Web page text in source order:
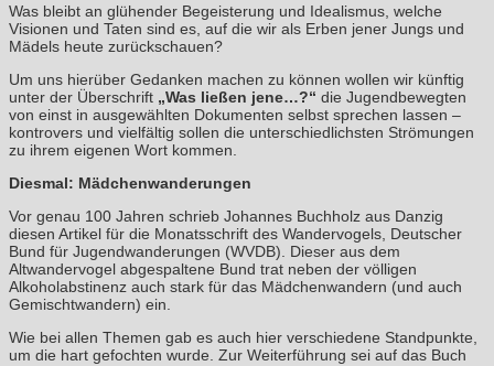
Was bleibt an glühender Begeisterung und Idealismus, welche
Visionen und Taten sind es, auf die wir als Erben jener Jungs und
Mädels heute zurückschauen?
Um uns hierüber Gedanken machen zu können wollen wir künftig
unter der Überschrift „Was ließen jene…?“ die Jugendbewegten
von einst in ausgewählten Dokumenten selbst sprechen lassen –
kontrovers und vielfältig sollen die unterschiedlichsten Strömungen
zu ihrem eigenen Wort kommen.
Diesmal: Mädchenwanderungen
Vor genau 100 Jahren schrieb Johannes Buchholz aus Danzig
diesen Artikel für die Monatsschrift des Wandervogels, Deutscher
Bund für Jugendwanderungen (WVDB). Dieser aus dem
Altwandervogel abgespaltene Bund trat neben der völligen
Alkoholabstinenz auch stark für das Mädchenwandern (und auch
Gemischtwandern) ein.
Wie bei allen Themen gab es auch hier verschiedene Standpunkte,
um die hart gefochten wurde. Zur Weiterführung sei auf das Buch